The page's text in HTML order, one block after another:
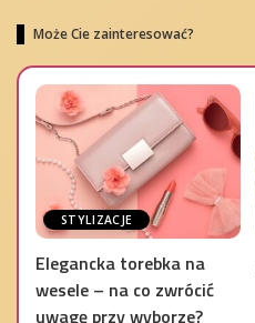
Może Cie zainteresować?
STYLIZACJE
Elegancka torebka na
wesele – na co zwrócić
uwagę przy wyborze?